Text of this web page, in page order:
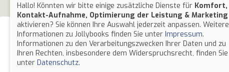
Hallo! Könnten wir bitte einige zusätzliche Dienste für Komfort,
Kontakt-Aufnahme, Optimierung der Leistung & Marketing
aktivieren? Sie können Ihre Auswahl jederzeit anpassen. Weitere
Informationen zu Jollybooks finden Sie unter Impressum.
Informationen zu den Verarbeitungszwecken Ihrer Daten und zu
Ihren Rechten, insbesondere dem Widerspruchsrecht, finden Sie
unter Datenschutz.